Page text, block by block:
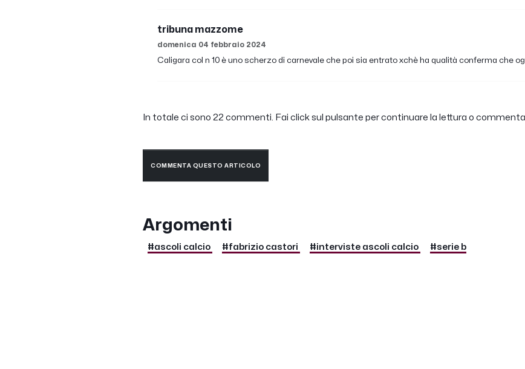
tribuna mazzome
domenica 04 febbraio 2024
Caligara col n 10 è uno scherzo di carnevale che poi sia entrato xchè ha qualità conferma che
In totale ci sono 22 commenti. Fai click sul pulsante per continuare la lettura o
COMMENTA QUESTO ARTICOLO
Argomenti
#ascoli calcio #fabrizio castori #interviste ascoli calcio #serie b